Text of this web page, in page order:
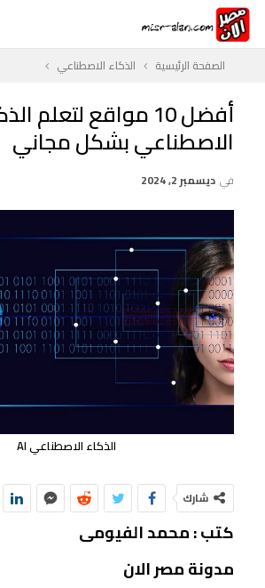
الصفحة الرئيسية الذكاء الاصطناعي
أفضل 10 مواقع لتعلم
الاصطناعي بشكل مجاني
في ديسمبر 2, 2024
الذكاء الاصطناعي AI
شارك
كتب : محمد الفيومى
مدونة مصر الان